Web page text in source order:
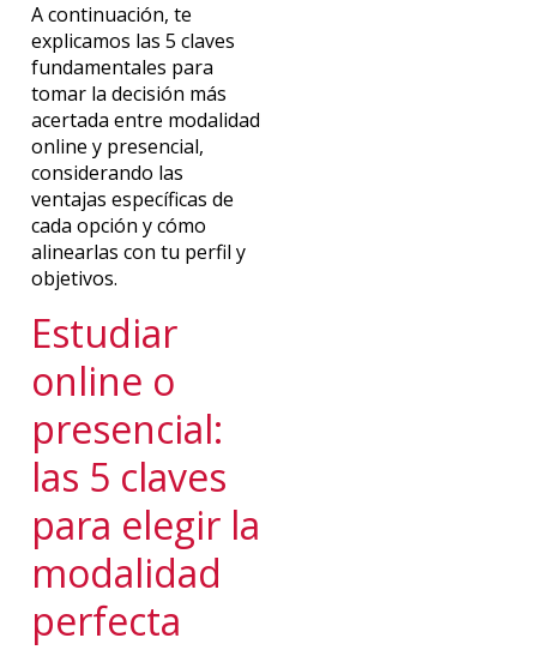
A continuación, te
explicamos las 5 claves
fundamentales para
tomar la decisión más
acertada entre modalidad
online y presencial,
considerando las
ventajas específicas de
cada opción y cómo
alinearlas con tu perfil y
objetivos.
Estudiar
online o
presencial:
las 5 claves
para elegir la
modalidad
perfecta